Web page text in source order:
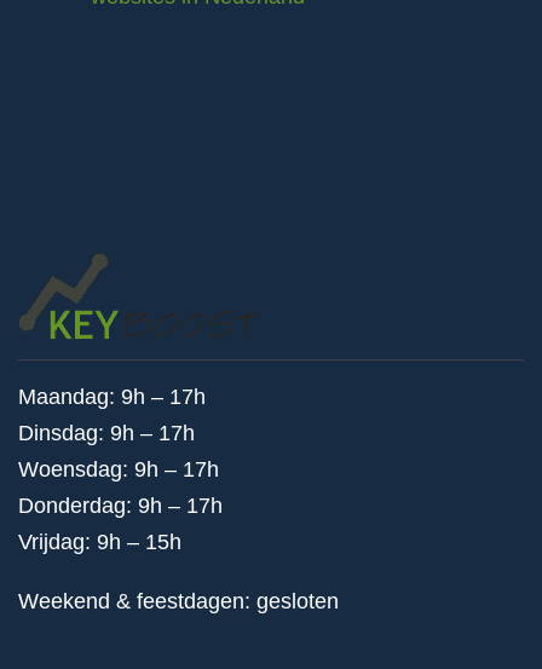
Maandag: 9h – 17h
Dinsdag: 9h – 17h
Woensdag: 9h – 17h
Donderdag: 9h – 17h
Vrijdag: 9h – 15h
Weekend & feestdagen: gesloten